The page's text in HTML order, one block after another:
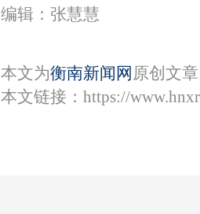
编辑：张慧慧
本文为衡南新闻网 原创文
本文链接： https://